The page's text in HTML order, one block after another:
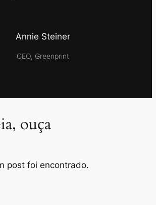
Annie Steiner
CEO, Greenprint
ouça
post foi encontrado.